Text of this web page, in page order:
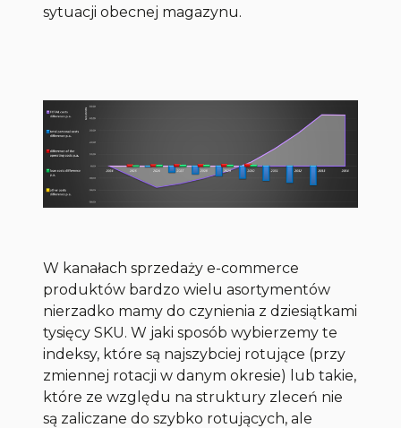
sytuacji obecnej magazynu.
W kanałach sprzedaży e-commerce
produktów bardzo wielu asortymentów
nierzadko mamy do czynienia z dziesiątkami
tysięcy SKU. W jaki sposób wybierzemy te
indeksy, które są najszybciej rotujące (przy
zmiennej rotacji w danym okresie) lub takie,
które ze względu na struktury zleceń nie
są zaliczane do szybko rotujących, ale